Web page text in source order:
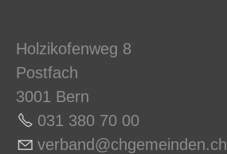
Holzikofenweg 8
Postfach
3001 Bern
031 380 70 00
v rb nd chg m nd n ch